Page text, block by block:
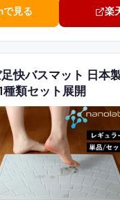
見る 楽
快バスマット 日本
種類セット展開